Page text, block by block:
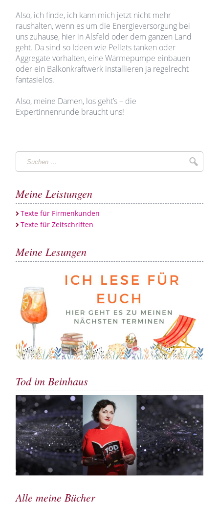
Also, ich finde, ich kann mich jetzt nicht mehr
raushalten, wenn es um die Energieversorgung bei
uns zuhause, hier in Alsfeld oder dem ganzen Land
geht. Da sind so Ideen wie Pellets tanken oder
Aggregate vorhalten, eine Wärmepumpe einbauen
oder ein Balkonkraftwerk installieren ja regelrecht
fantasielos.
Also, meine Damen, los geht’s – die
Expertinnenrunde braucht uns!
Suchen
…
Meine Leistungen
Texte für Firmenkunden
Texte für Zeitschriften
Meine Lesungen
Tod im Beinhaus
Alle meine Bücher